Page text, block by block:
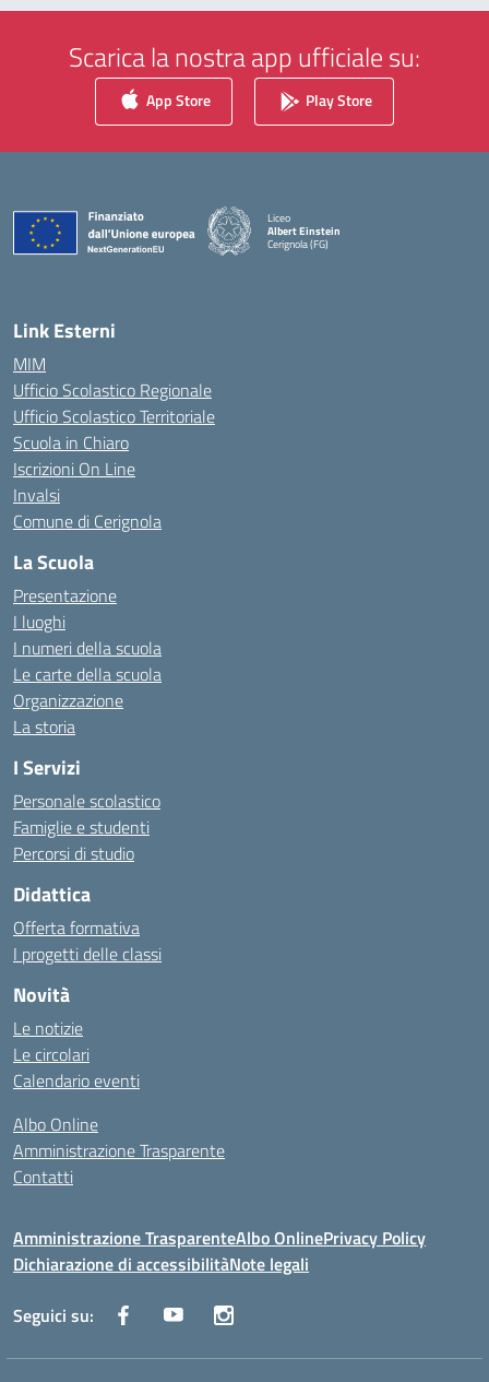
Scarica la nostra app ufficiale su:
App Store Play Store
Liceo
Albert Einstein
Cerignola (FG)
— Visita la pagina iniziale della scuola
Link Esterni
MIM
Ufficio Scolastico Regionale
Ufficio Scolastico Territoriale
Scuola in Chiaro
Iscrizioni On Line
Invalsi
Comune di Cerignola
La Scuola
Presentazione
I luoghi
I numeri della scuola
Le carte della scuola
Organizzazione
La storia
I Servizi
Personale scolastico
Famiglie e studenti
Percorsi di studio
Didattica
Offerta formativa
I progetti delle classi
Novità
Le notizie
Le circolari
Calendario eventi
Albo Online
Amministrazione Trasparente
Contatti
Amministrazione TrasparenteAlbo OnlinePrivacy Policy
Dichiarazione di accessibilitàNote legali
Seguici su: